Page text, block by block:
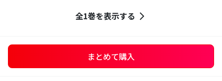
全1巻を表示する
まとめて購入